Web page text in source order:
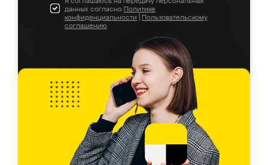
данных согласно Политике
конфиденциальности
Пользовательскому
соглашению